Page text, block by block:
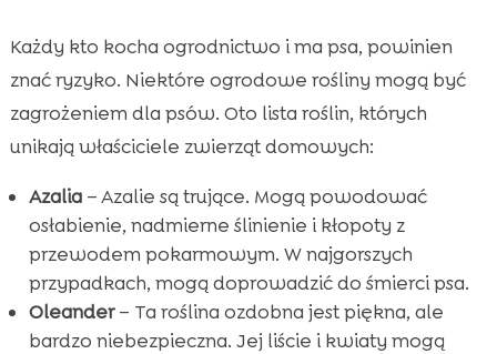
Każdy kto kocha ogrodnictwo i ma psa, powinien
znać ryzyko. Niektóre ogrodowe rośliny mogą być
zagrożeniem dla psów. Oto lista roślin, których
unikają właściciele zwierząt domowych:
Azalia– Azalie są trujące. Mogą powodować
osłabienie, nadmierne ślinienie i kłopoty z
przewodem pokarmowym. W najgorszych
przypadkach, mogą doprowadzić do śmierci psa.
Oleander– Ta roślina ozdobna jest piękna, ale
bardzo niebezpieczna. Jej liście i kwiaty mogą